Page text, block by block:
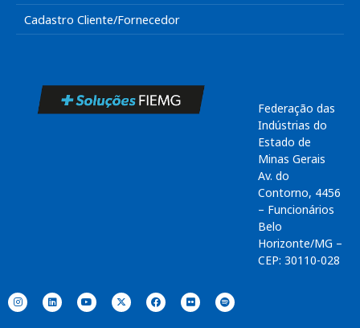
Cadastro Cliente/Fornecedor
Federação das
Indústrias do
Estado de
Minas Gerais
Av. do
Contorno, 4456
– Funcionários
Belo
Horizonte/MG –
CEP: 30110-028